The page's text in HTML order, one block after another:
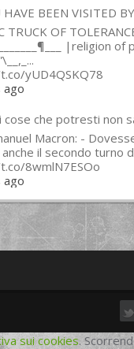
HAVE BEEN VISITED
TRUCK OF
|religion of
yUD4QSKQ78
ago
cose che potresti non
Macron: -
il secondo turno
8wmlN7ESOo
ago
sui cookies.